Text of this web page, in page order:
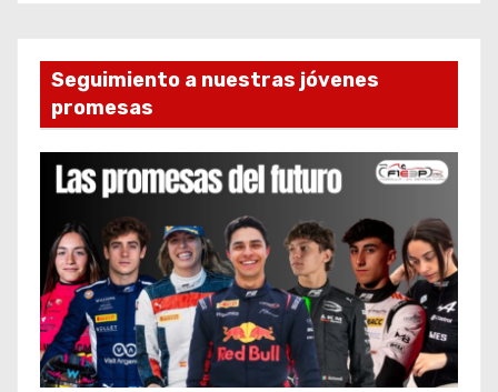
Seguimiento a nuestras jóvenes
promesas